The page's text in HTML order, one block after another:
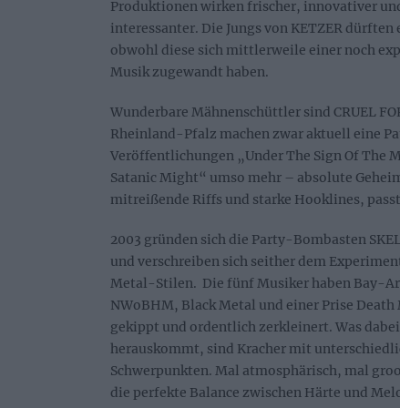
Produktionen wirken frischer, innovativer
interessanter. Die Jungs von KETZER
obwohl diese sich mittlerweile einer noch
Musik zugewandt haben.
Wunderbare Mähnenschüttler sind CRUEL
Rheinland-Pfalz machen zwar aktuell eine
Veröffentlichungen „Under The Sign Of The
Satanic Might“ umso mehr – absolute
mitreißende Riffs und starke Hooklines,
2003 gründen sich die Party-Bombasten
und verschreiben sich seither dem
Metal-Stilen. Die fünf Musiker haben Bay-
NWoBHM, Black Metal und einer Prise
gekippt und ordentlich zerkleinert. Was dabei
herauskommt, sind Kracher mit
Schwerpunkten. Mal atmosphärisch, mal
die perfekte Balance zwischen Härte und